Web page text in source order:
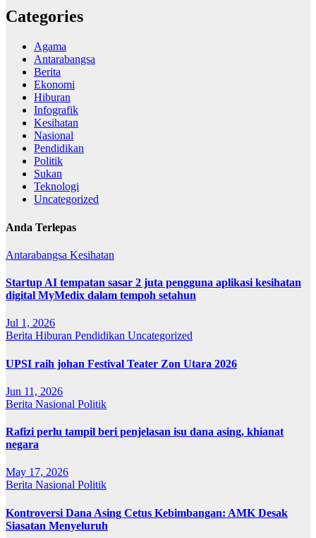
Categories
Agama
Antarabangsa
Berita
Ekonomi
Hiburan
Infografik
Kesihatan
Nasional
Pendidikan
Politik
Sukan
Teknologi
Uncategorized
Anda Terlepas
Antarabangsa Kesihatan
Startup AI tempatan sasar 2 juta pengguna aplikasi kesihatan
digital MyMedix dalam tempoh setahun
Jul 1, 2026
Berita Hiburan Pendidikan Uncategorized
UPSI raih johan Festival Teater Zon Utara 2026
Jun 11, 2026
Berita Nasional Politik
Rafizi perlu tampil beri penjelasan isu dana asing, khianat
negara
May 17, 2026
Berita Nasional Politik
Kontroversi Dana Asing Cetus Kebimbangan: AMK Desak
Siasatan Menyeluruh